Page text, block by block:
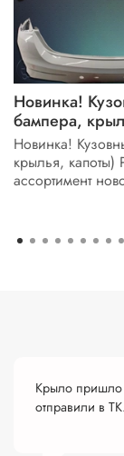
Новинка!
бампера,
Новинка!
крылья,
ассортимент
Крыло пришло
отправили в ТК.